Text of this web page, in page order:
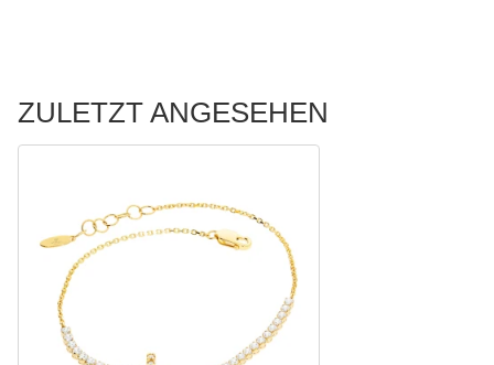
ZULETZT ANGESEHEN